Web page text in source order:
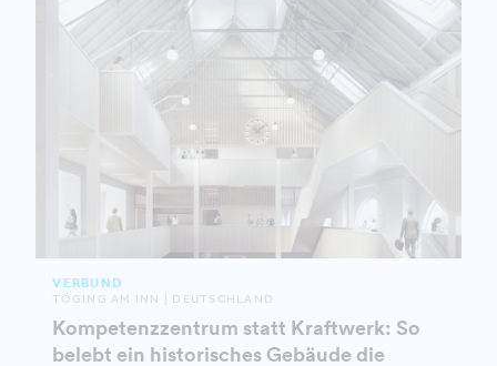
VERBUND
TÖGING AM INN | DEUTSCHLAND
Kompetenzzentrum statt Kraftwerk: So
belebt ein historisches Gebäude die